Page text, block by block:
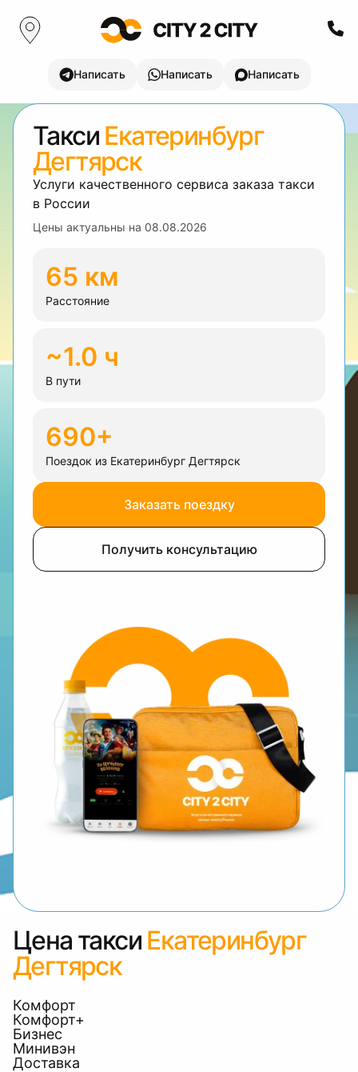
Написать Написать Написать
Такси Екатеринбург
Дегтярск
Услуги качественного сервиса заказа такси
в России
Цены актуальны на 08.08.2026
65 км
Расстояние
~1.0 ч
В пути
690+
Поездок из Екатеринбург Дегтярск
Заказать поездку
Получить консультацию
Цена такси Екатеринбург
Дегтярск
Комфорт
Комфорт+
Бизнес
Минивэн
Доставка